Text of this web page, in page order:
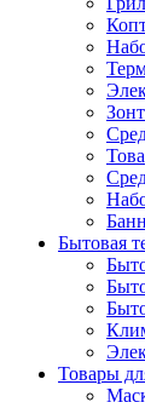
Бытовая
Товары